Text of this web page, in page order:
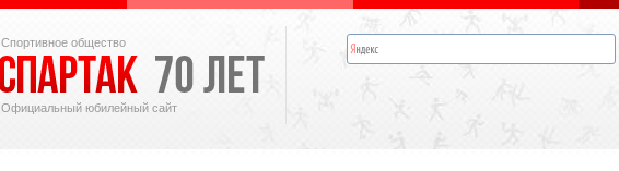
Спортивное общество
Официальный юбилейный сайт